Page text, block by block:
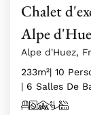
Chalet
Alpe
Alpe d'Huez,
233m²| 10
| 6 Salles De